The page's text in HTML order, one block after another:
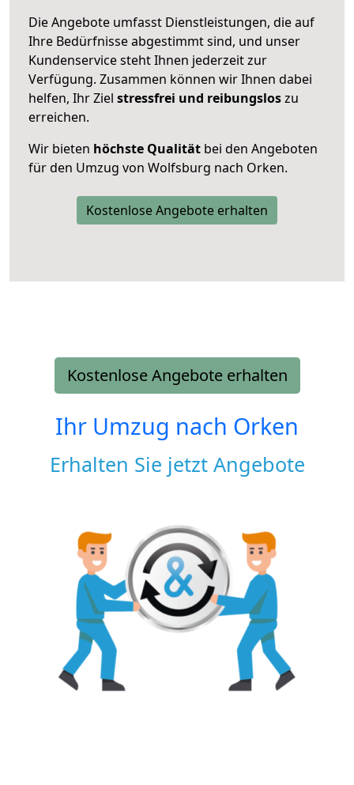
Die Angebote umfasst Dienstleistungen, die auf
Ihre Bedürfnisse abgestimmt sind, und unser
Kundenservice steht Ihnen jederzeit zur
Verfügung. Zusammen können wir Ihnen dabei
helfen, Ihr Ziel stressfrei und reibungsloszu
erreichen.
Wir bieten höchste Qualität bei den Angeboten
für den Umzug von Wolfsburg nach Orken.
Kostenlose Angebote erhalten
Kostenlose Angebote erhalten
Ihr Umzug nach Orken
Erhalten Sie jetzt Angebote